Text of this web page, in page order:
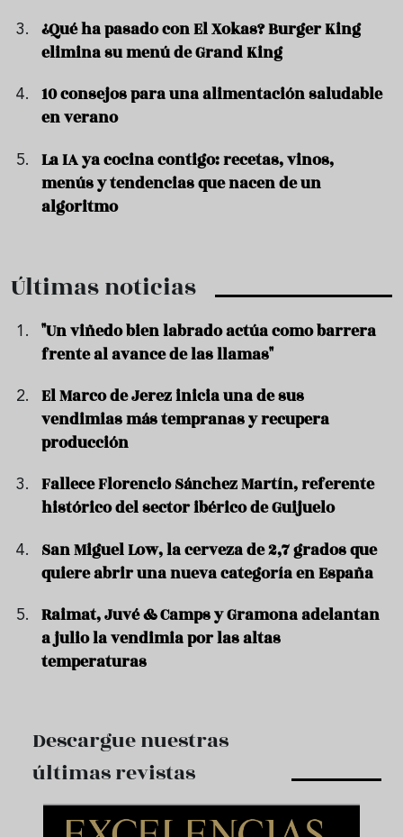
¿Qué ha pasado con El Xokas? Burger King
elimina su menú de Grand King
10 consejos para una alimentación saludable
en verano
La IA ya cocina contigo: recetas, vinos,
menús y tendencias que nacen de un
algoritmo
Últimas noticias
"Un viñedo bien labrado actúa como barrera
frente al avance de las llamas"
El Marco de Jerez inicia una de sus
vendimias más tempranas y recupera
producción
Fallece Florencio Sánchez Martín, referente
histórico del sector ibérico de Guijuelo
San Miguel Low, la cerveza de 2,7 grados que
quiere abrir una nueva categoría en España
Raimat, Juvé & Camps y Gramona adelantan
a julio la vendimia por las altas
temperaturas
Descargue nuestras
últimas revistas